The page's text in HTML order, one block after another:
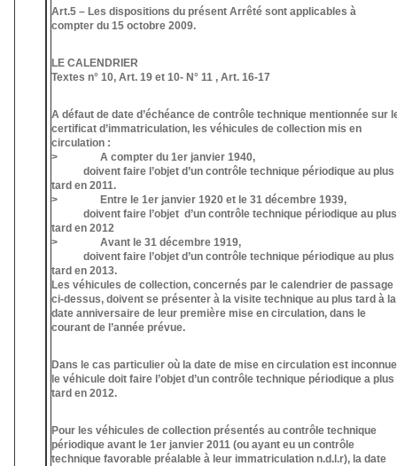
Art.5 – Les dispositions du présent Arrêté sont applicables à
compter du 15 octobre 2009.
LE CALENDRIER
Textes n° 10, Art. 19 et 10- N° 11 , Art. 16-17
A défaut de date d’échéance de contrôle technique mentionnée sur
certificat d’immatriculation, les véhicules de collection mis en
circulation :
> A compter du 1er janvier 1940,
doivent faire l’objet d’un contrôle technique périodique au plus
tard en 2011.
> Entre le 1er janvier 1920 et le 31 décembre 1939,
doivent faire l’objet d’un contrôle technique périodique au plus
tard en 2012
> Avant le 31 décembre 1919,
doivent faire l’objet d’un contrôle technique périodique au plus
tard en 2013.
Les véhicules de collection, concernés par le calendrier de passage
ci-dessus, doivent se présenter à la visite technique au plus tard à la
date anniversaire de leur première mise en circulation, dans le
courant de l’année prévue.
Dans le cas particulier où la date de mise en circulation est
le véhicule doit faire l’objet d’un contrôle technique périodique a plus
tard en 2012.
Pour les véhicules de collection présentés au contrôle technique
périodique avant le 1er janvier 2011 (ou ayant eu un contrôle
technique favorable préalable à leur immatriculation n.d.l.r), la date